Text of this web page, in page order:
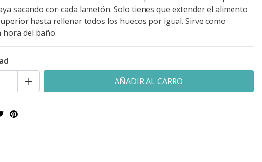
sacando con cada lametón. Solo tienes que extender el alimento
hasta rellenar todos los huecos por igual. Sirve como
del baño.
+